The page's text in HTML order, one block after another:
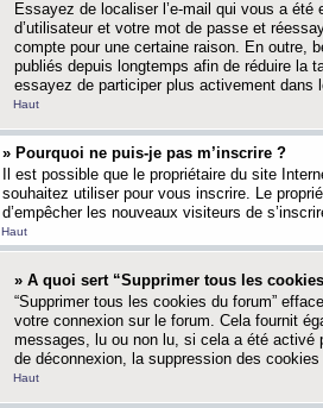
Essayez de localiser l’e-mail qui vous a
d’utilisateur et votre mot de passe et
compte pour une certaine raison. En outre,
publiés depuis longtemps afin de réduire la
essayez de participer plus activement dans
Haut
» Pourquoi ne puis-je pas m’inscrire ?
Il est possible que le propriétaire du site
souhaitez utiliser pour vous inscrire. Le
d’empêcher les nouveaux visiteurs de
Haut
» A quoi sert “Supprimer tous les
“Supprimer tous les cookies du forum”
votre connexion sur le forum. Cela fournit
messages, lu ou non lu, si cela a été activé
de déconnexion, la suppression des
Haut